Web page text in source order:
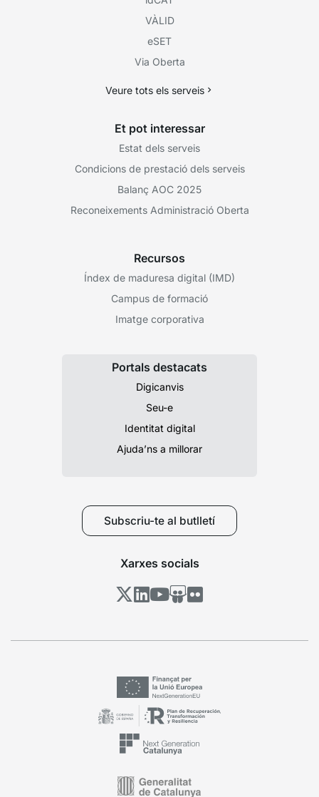
VÀLID
eSET
Via Oberta
Veure tots els serveis
Et pot interessar
Estat dels serveis
Condicions de prestació dels serveis
Balanç AOC 2025
Reconeixements Administració Oberta
Recursos
Índex de maduresa digital (IMD)
Campus de formació
Imatge corporativa
Portals destacats
Digicanvis
Seu-e
Identitat digital
Ajuda’ns a millorar
Subscriu-te al butlletí
Xarxes socials